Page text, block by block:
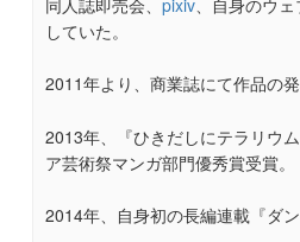
していた。
2011年より、商業誌にて作品の発
2013年、『ひきだしにテラリウ
ア芸術祭マンガ部門優秀賞受賞。
2014年、自身初の長編連載『ダン